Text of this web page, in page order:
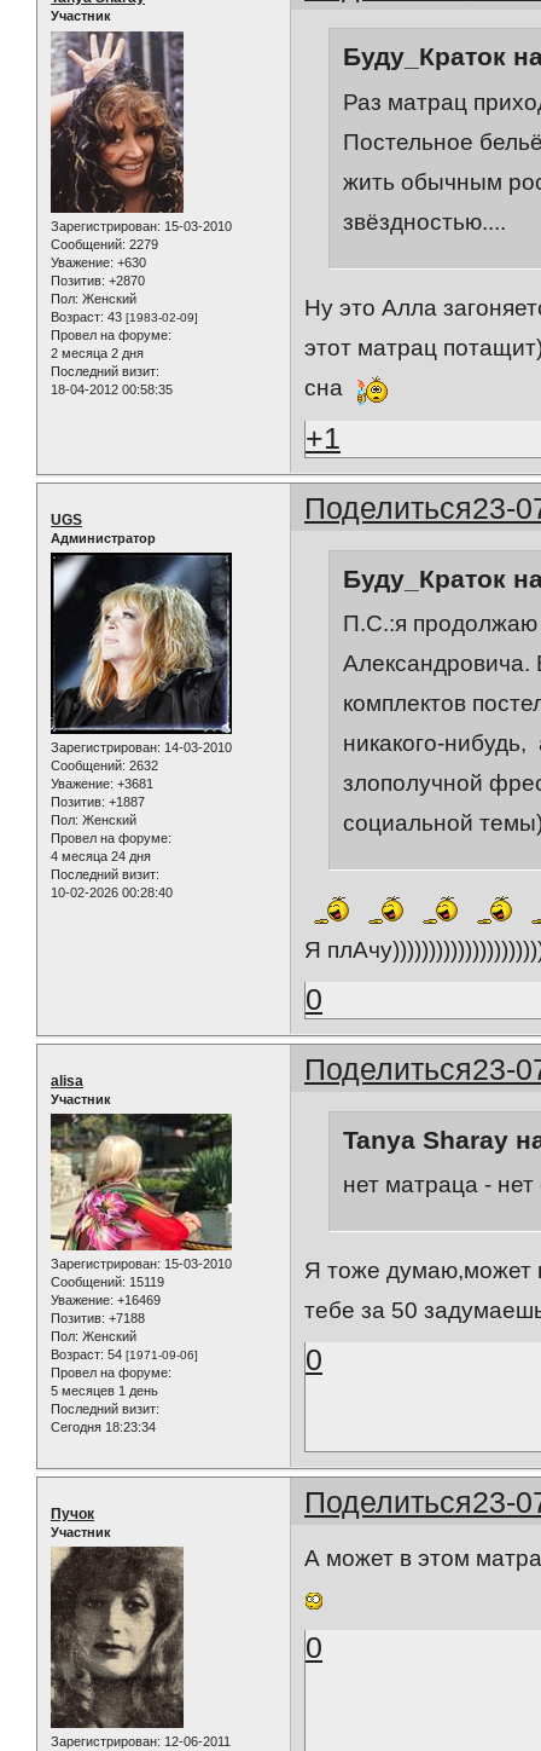
Участник
Зарегистрирован: 15-03-2010
Сообщений: 2279
Уважение: +630
Позитив: +2870
Пол: Женский
Возраст: 43 [1983-02-09]
Провел на форуме:
2 месяца 2 дня
Последний визит:
18-04-2012 00:58:35
Буду_Краток
Раз матрац
Постельное
жить обычным
звёздностью....
Ну это Алла
этот матрац
сна
+1
Поделиться23-
UGS
Администратор
Зарегистрирован: 14-03-2010
Сообщений: 2632
Уважение: +3681
Позитив: +1887
Пол: Женский
Провел на форуме:
4 месяца 24 дня
Последний визит:
10-02-2026 00:28:40
Буду_Краток
П.С.:я продолжаю
Александровича.
комплектов
никакого-
злополучной
социальной
Я
0
Поделиться23-
alisa
Участник
Зарегистрирован: 15-03-2010
Сообщений: 15119
Уважение: +16469
Позитив: +7188
Пол: Женский
Возраст: 54 [1971-09-06]
Провел на форуме:
5 месяцев 1 день
Последний визит:
Сегодня 18:23:34
Tanya Sharay
нет матраца - нет
Я тоже думаю,может
тебе за 50
0
Поделиться23-
Пучок
Участник
Зарегистрирован: 12-06-2011
А может в этом
0